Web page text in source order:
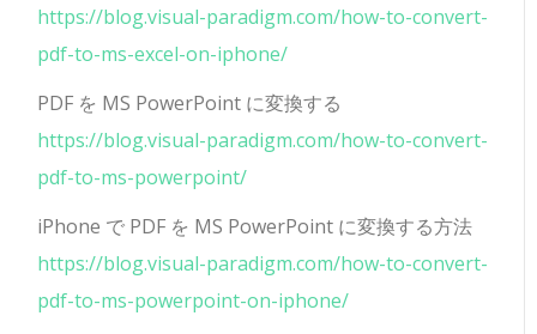
https://blog.visual-paradigm.com/how-to-convert-
pdf-to-ms-excel-on-iphone/
PDF を MS PowerPoint に変換する
https://blog.visual-paradigm.com/how-to-convert-
pdf-to-ms-powerpoint/
iPhone で PDF を MS PowerPoint に変換する方法
https://blog.visual-paradigm.com/how-to-convert-
pdf-to-ms-powerpoint-on-iphone/